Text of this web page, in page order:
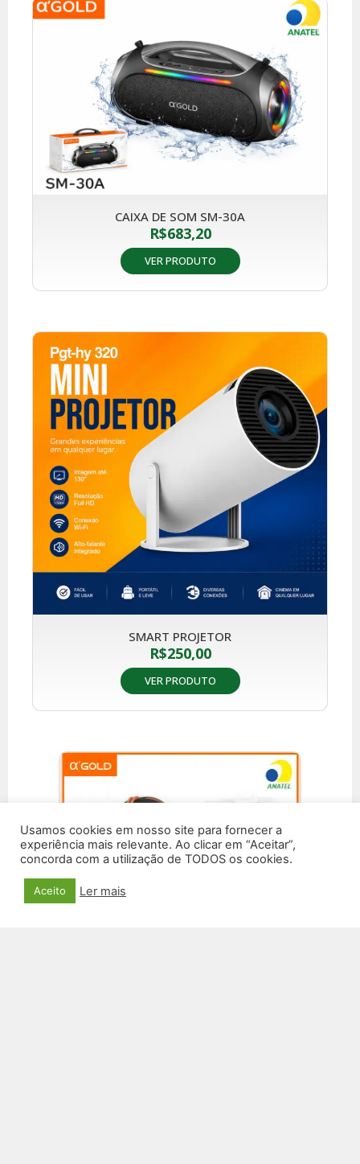
CAIXA DE SOM SM-30A
R$683,20
VER PRODUTO
SMART PROJETOR
R$250,00
VER PRODUTO
Usamos cookies em nosso site para fornecer a
experiência mais relevante. Ao clicar em “Aceitar”,
concorda com a utilização de TODOS os cookies.
Aceito Ler mais